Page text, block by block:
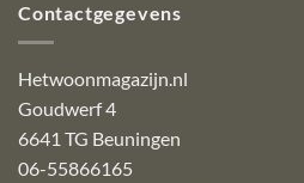
Contactgegevens
Hetwoonmagazijn.nl
Goudwerf 4
6641 TG Beuningen
06-55866165